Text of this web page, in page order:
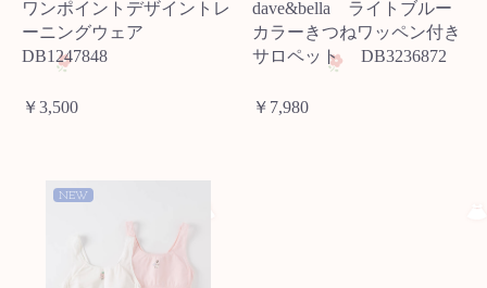
ワンポイントデザイントレ
ーニングウェア
DB1247848
￥3,500
dave&bella ライトブルー
カラーきつねワッペン付き
サロペット DB3236872
￥7,980
NEW